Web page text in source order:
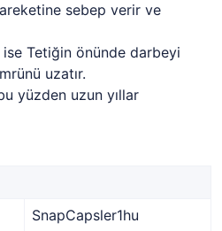
sebep verir ve
Tetiğin önünde darbeyi
uzatır.
yüzden uzun yıllar
SnapCapsler1hu